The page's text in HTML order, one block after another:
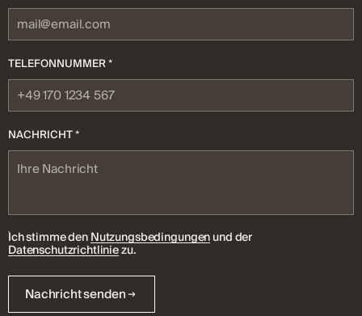
TELEFONNUMMER *
NACHRICHT *
Ich stimme denNutzungsbedingungenund der
Datenschutzrichtliniezu.
Nachricht senden